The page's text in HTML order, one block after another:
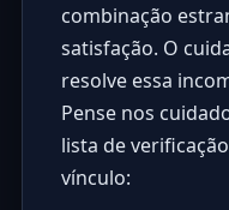
combinação
satisfação. O
resolve essa
Pense nos
lista de
vínculo: